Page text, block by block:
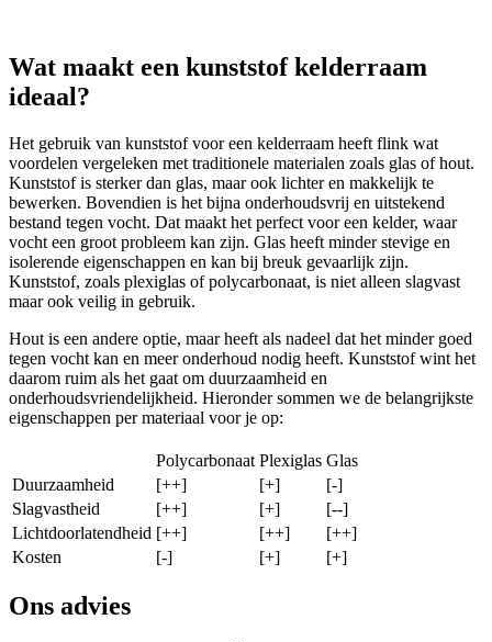
Wat maakt een kunststof kelderraam
ideaal?
Het gebruik van kunststof voor een kelderraam heeft flink wat
voordelen vergeleken met traditionele materialen zoals glas of hout.
Kunststof is sterker dan glas, maar ook lichter en makkelijk te
bewerken. Bovendien is het bijna onderhoudsvrij en uitstekend
bestand tegen vocht. Dat maakt het perfect voor een kelder, waar
vocht een groot probleem kan zijn. Glas heeft minder stevige en
isolerende eigenschappen en kan bij breuk gevaarlijk zijn.
Kunststof, zoals plexiglas of polycarbonaat, is niet alleen slagvast
maar ook veilig in gebruik.
Hout is een andere optie, maar heeft als nadeel dat het minder goed
tegen vocht kan en meer onderhoud nodig heeft. Kunststof wint het
daarom ruim als het gaat om duurzaamheid en
onderhoudsvriendelijkheid. Hieronder sommen we de belangrijkste
eigenschappen per materiaal voor je op:
Polycarbonaat Plexiglas Glas
Duurzaamheid
[++] [+]
[-]
Slagvastheid
[++] [+]
[--]
Lichtdoorlatendheid [++] [++]
[++]
Kosten
[-] [+] [+]
Ons advies